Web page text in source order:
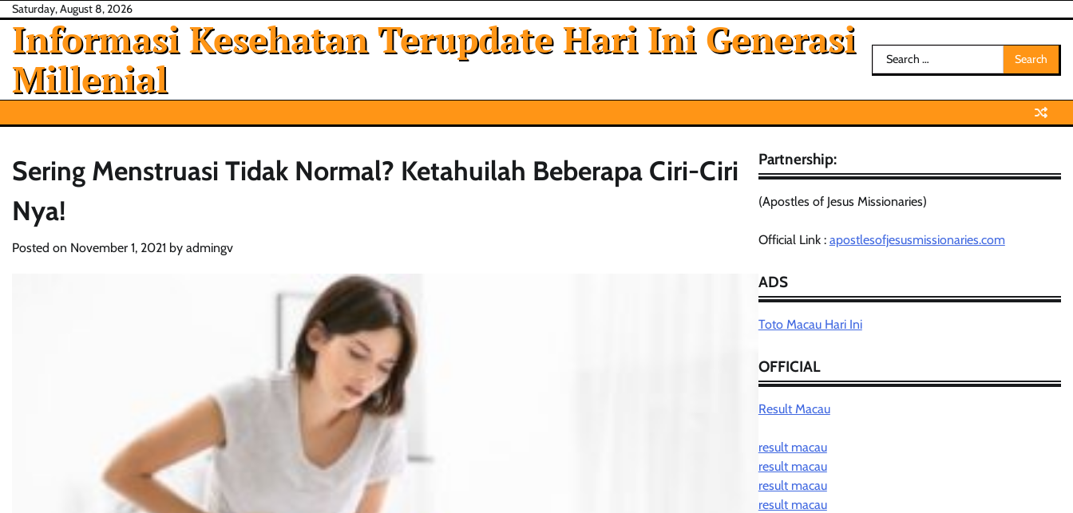
Skip
content
Saturday, August 8, 2026
Informasi Kesehatan Terupdate Hari Ini Generasi
Millenial
Search
for:
Sering Menstruasi Tidak Normal? Ketahuilah Beberapa Ciri-Ciri
Nya!
Posted on November 1, 2021 by admingv
Partnership:
(Apostles of Jesus Missionaries)
Official Link : apostlesofjesusmissionaries.com
ADS
Toto Macau Hari Ini
OFFICIAL
Result Macau
result macau
result macau
result macau
result macau